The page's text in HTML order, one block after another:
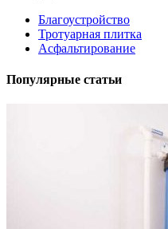
Благоустройство
Тротуарная плитка
Асфальтирование
Популярные статьи